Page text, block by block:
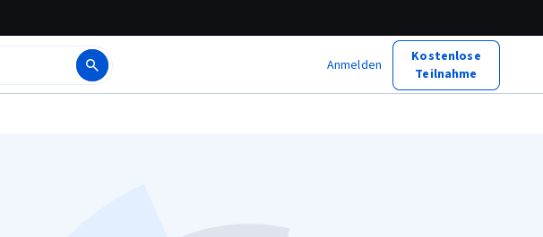
Anmelden
Kostenlose
Teilnahme